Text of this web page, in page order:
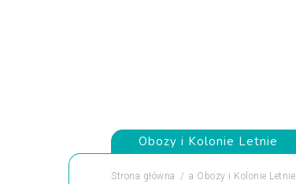
Obozy i Kolonie Letnie
Strona główna a Obozy i Kolonie Letnie